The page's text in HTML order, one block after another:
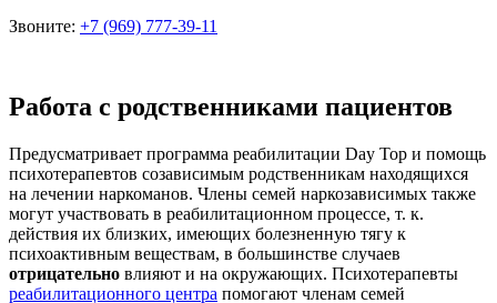
Звоните: +7 (969) 777-39-11
Работа с родственниками пациентов
Предусматривает программа реабилитации Day Top и помощь
психотерапевтов созависимым родственникам находящихся
на лечении наркоманов. Члены семей наркозависимых также
могут участвовать в реабилитационном процессе, т. к.
действия их близких, имеющих болезненную тягу к
психоактивным веществам, в большинстве случаев
отрицательно влияют и на окружающих. Психотерапевты
реабилитационного центра помогают членам семей